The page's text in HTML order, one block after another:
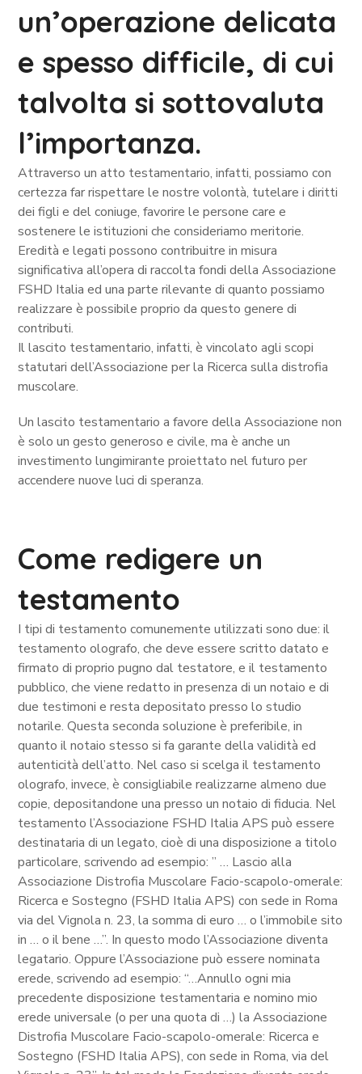
un’operazione delicata
e spesso difficile, di cui
talvolta si sottovaluta
l’importanza.
Attraverso un atto testamentario, infatti, possiamo con
certezza far rispettare le nostre volontà, tutelare i diritti
dei figli e del coniuge, favorire le persone care e
sostenere le istituzioni che consideriamo meritorie.
Eredità e legati possono contribuitre in misura
significativa all’opera di raccolta fondi della Associazione
FSHD Italia ed una parte rilevante di quanto possiamo
realizzare è possibile proprio da questo genere di
contributi.
Il lascito testamentario, infatti, è vincolato agli scopi
statutari dell’Associazione per la Ricerca sulla distrofia
muscolare.
Un lascito testamentario a favore della Associazione non
è solo un gesto generoso e civile, ma è anche un
investimento lungimirante proiettato nel futuro per
accendere nuove luci di speranza.
Come redigere un
testamento
I tipi di testamento comunemente utilizzati sono due: il
testamento olografo, che deve essere scritto datato e
firmato di proprio pugno dal testatore, e il testamento
pubblico, che viene redatto in presenza di un notaio e di
due testimoni e resta depositato presso lo studio
notarile. Questa seconda soluzione è preferibile, in
quanto il notaio stesso si fa garante della validità ed
autenticità dell’atto. Nel caso si scelga il testamento
olografo, invece, è consigliabile realizzarne almeno due
copie, depositandone una presso un notaio di fiducia. Nel
testamento l’Associazione FSHD Italia APS può essere
destinataria di un legato, cioè di una disposizione a titolo
particolare, scrivendo ad esempio: ” … Lascio alla
Associazione Distrofia Muscolare Facio-scapolo-omerale:
Ricerca e Sostegno (FSHD Italia APS) con sede in Roma
via del Vignola n. 23, la somma di euro … o l’immobile sito
in … o il bene …”. In questo modo l’Associazione diventa
legatario. Oppure l’Associazione può essere nominata
erede, scrivendo ad esempio: “…Annullo ogni mia
precedente disposizione testamentaria e nomino mio
erede universale (o per una quota di …) la Associazione
Distrofia Muscolare Facio-scapolo-omerale: Ricerca e
Sostegno (FSHD Italia APS), con sede in Roma, via del